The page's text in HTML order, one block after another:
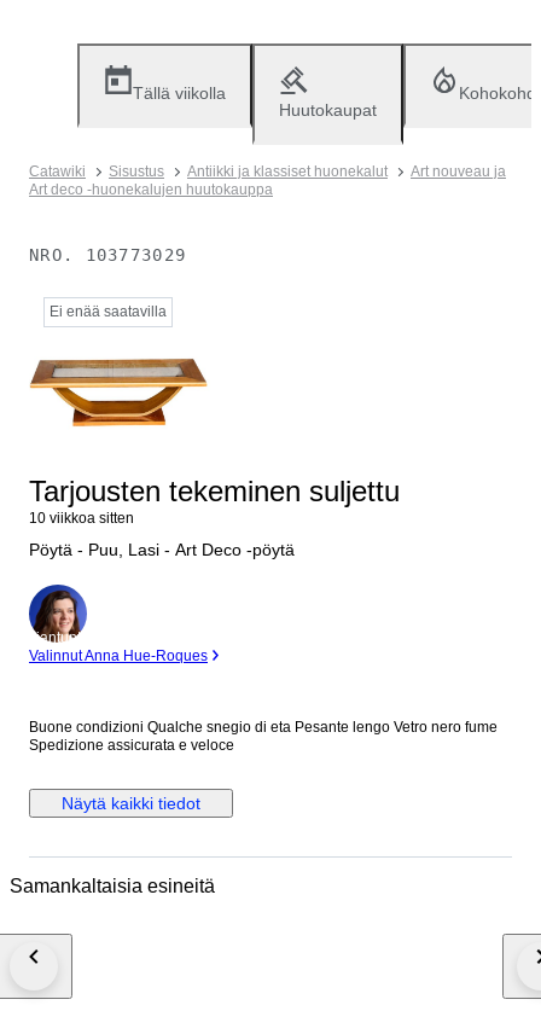
Tällä viikolla
Huutokaupat
Catawiki Sisustus Antiikki ja klassiset huonekalut
Art nouveau ja
Art deco -huonekalujen huutokauppa
NRO. 103773029
Ei enää saatavilla
Tarjousten tekeminen suljettu
10 viikkoa sitten
Pöytä - Puu, Lasi - Art Deco -pöytä
asiantuntija
Valinnut Anna Hue-Roques
Buone condizioni Qualche snegio di eta Pesante lengo Vetro nero fume
Spedizione assicurata e veloce
Näytä kaikki tiedot
Samankaltaisia esineitä